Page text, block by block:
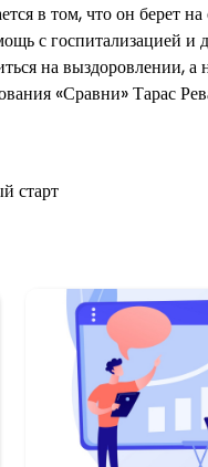
в том, что он берет
с госпитализацией
на выздоровлении,
«Сравни» Тарас
старт